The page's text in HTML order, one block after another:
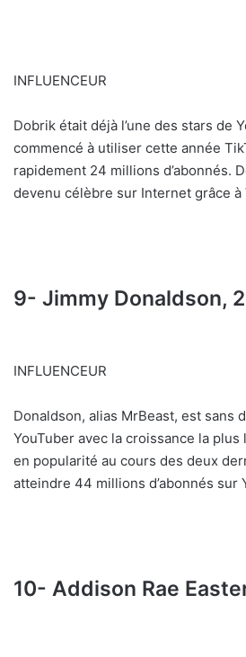
INFLUENCEUR
Dobrik était déjà l’une des stars de
commencé à utiliser cette année
rapidement 24 millions d’abonnés.
devenu célèbre sur Internet grâce à
9- Jimmy Donaldson,
INFLUENCEUR
Donaldson, alias MrBeast, est sans
YouTuber avec la croissance la plus
en popularité au cours des deux
atteindre 44 millions d’abonnés sur
10- Addison Rae